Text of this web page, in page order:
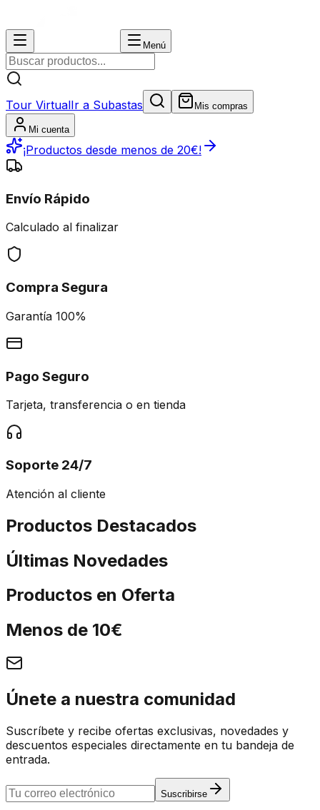
Menú
Tour VirtualIr a Subastas Mis compras
Mi cuenta
¡Productos desde menos de 20€!
Envío Rápido
Calculado al finalizar
Compra Segura
Garantía 100%
Pago Seguro
Tarjeta, transferencia o en tienda
Soporte 24/7
Atención al cliente
Productos Destacados
Últimas Novedades
Productos en Oferta
Menos de 10€
Únete a nuestra comunidad
Suscríbete y recibe ofertas exclusivas, novedades y
descuentos especiales directamente en tu bandeja de
entrada.
Suscribirse